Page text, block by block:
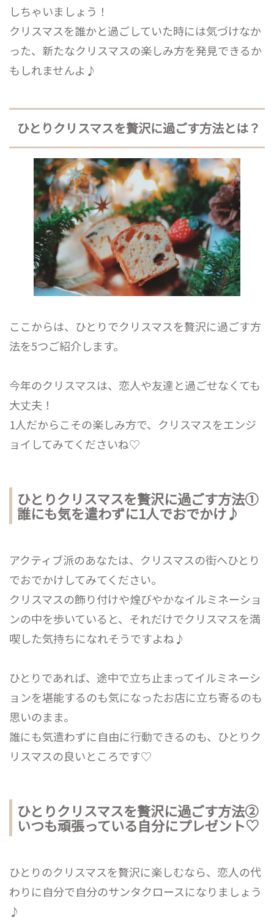
しちゃいましょう！
クリスマスを誰かと過ごしていた時には気づけなか
った、新たなクリスマスの楽しみ方を発見できるか
もしれませんよ♪
ひとりクリスマスを贅沢に過ごす方法とは？
ここからは、ひとりでクリスマスを贅沢に過ごす方
法を5つご紹介します。
今年のクリスマスは、恋人や友達と過ごせなくても
大丈夫！
1人だからこその楽しみ方で、クリスマスをエンジ
ョイしてみてくださいね♡
ひとりクリスマスを贅沢に過ごす方法①
誰にも気を遣わずに1人でおでかけ♪
アクティブ派のあなたは、クリスマスの街へひとり
でおでかけしてみてください。
クリスマスの飾り付けや煌びやかなイルミネーショ
ンの中を歩いていると、それだけでクリスマスを満
喫した気持ちになれそうですよね♪
ひとりであれば、途中で立ち止まってイルミネーシ
ョンを堪能するのも気になったお店に立ち寄るのも
思いのまま。
誰にも気遣わずに自由に行動できるのも、ひとりク
リスマスの良いところです♡
ひとりクリスマスを贅沢に過ごす方法②
いつも頑張っている自分にプレゼント♡
ひとりのクリスマスを贅沢に楽しむなら、恋人の代
わりに自分で自分のサンタクロースになりましょう
♪